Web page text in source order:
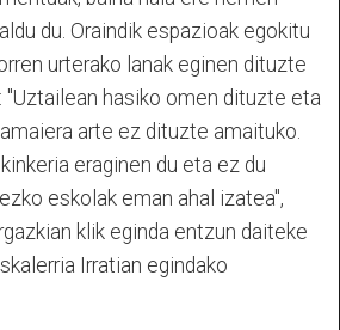
du. Oraindik espazioak egokitu
urterako lanak eginen dituzte
"Uztailean hasiko omen dituzte eta
arte ez dituzte amaituko.
eraginen du eta ez du
eskolak eman ahal izatea",
klik eginda entzun daiteke
Irratian egindako